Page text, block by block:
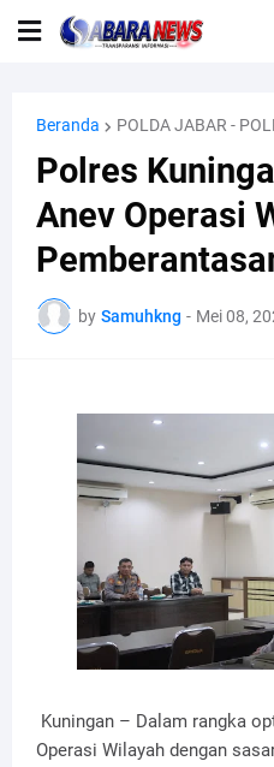
Beranda POLDA JABAR -
Polres
Anev Operasi
by Samuhkng - Mei 08,
Kuningan – Dalam rangka
Operasi Wilayah dengan